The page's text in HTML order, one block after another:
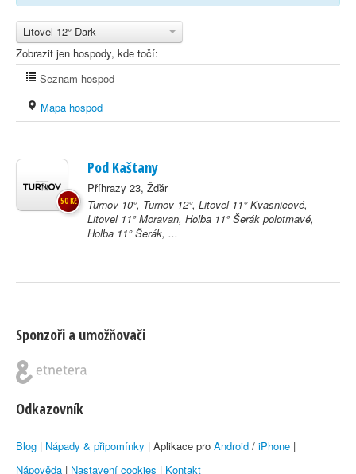
Litovel 12° Dark
Zobrazit jen hospody, kde točí:
Seznam hospod
Mapa hospod
Pod Kaštany
Příhrazy 23, Žďár
Turnov 10°, Turnov 12°, Litovel 11° Kvasnicové,
Litovel 11° Moravan, Holba 11° Šerák polotmavé,
Holba 11° Šerák, ...
50 Kč
Sponzoři a umožňovači
Odkazovník
Blog | Nápady & připomínky | Aplikace pro Android / iPhone |
Nápověda | Nastavení cookies | Kontakt